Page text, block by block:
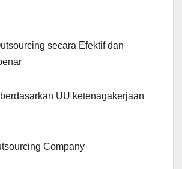
secara Efektif dan
UU ketenagakerjaan
Company